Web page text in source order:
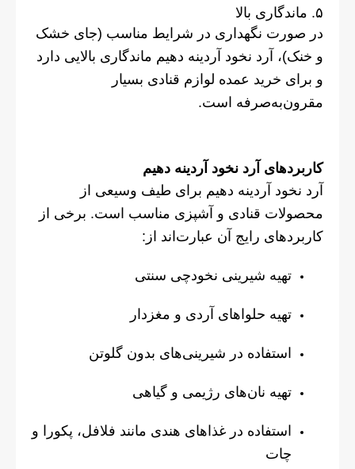
۵. ماندگاری بالا
در صورت نگهداری در شرایط مناسب (جای خشک
و خنک)، آرد نخود آردینه دهیم ماندگاری بالایی دارد
و برای خرید عمده لوازم قنادی بسیار
مقرون‌به‌صرفه است.
کاربردهای آرد نخود آردینه دهیم
آرد نخود آردینه دهیم برای طیف وسیعی از
محصولات قنادی و آشپزی مناسب است. برخی از
کاربردهای رایج آن عبارت‌اند از:
تهیه شیرینی نخودچی سنتی
تهیه حلواهای آردی و مغزدار
استفاده در شیرینی‌های بدون گلوتن
تهیه نان‌های رژیمی و گیاهی
استفاده در غذاهای هندی مانند فلافل، پکو‌را و
چات